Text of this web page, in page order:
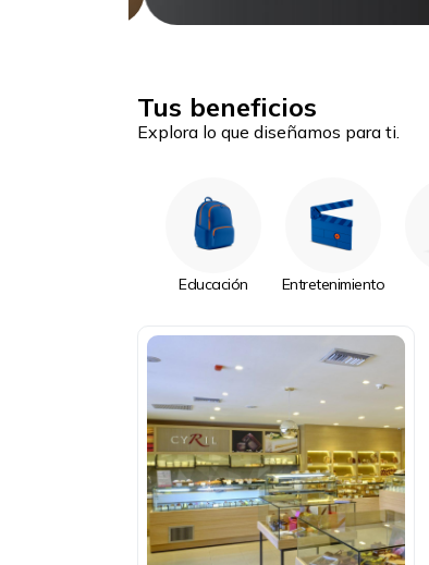
Tus beneficios
Explora lo que diseñamos para ti.
Educación Entretenimiento